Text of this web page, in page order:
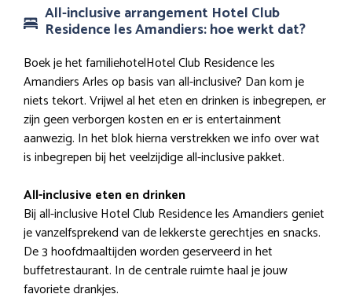
All-inclusive arrangement Hotel Club
Residence les Amandiers: hoe werkt dat?
Boek je het familiehotelHotel Club Residence les
Amandiers Arles op basis van all-inclusive? Dan kom je
niets tekort. Vrijwel al het eten en drinken is inbegrepen, er
zijn geen verborgen kosten en er is entertainment
aanwezig. In het blok hierna verstrekken we info over wat
is inbegrepen bij het veelzijdige all-inclusive pakket.
All-inclusive eten en drinken
Bij all-inclusive Hotel Club Residence les Amandiers geniet
je vanzelfsprekend van de lekkerste gerechtjes en snacks.
De 3 hoofdmaaltijden worden geserveerd in het
buffetrestaurant. In de centrale ruimte haal je jouw
favoriete drankjes.